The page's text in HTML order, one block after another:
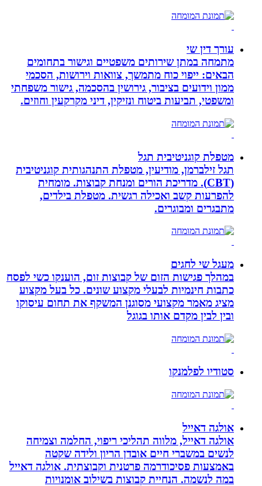
עורך דין שי
מתמחה במתן שירותים משפטיים וגישור בתחומים
הבאים: ייפוי כוח מתמשך, צוואות וירושות, הסכמי
ממון וידועים בציבור, גירושין בהסכמה, גישור משפחתי
ומשפטי, תביעות ביטוח ונזיקין, דיני מקרקעין וחוזים.
מטפלת קוגניטיבית תגל
תגל זילברמן, מודיעין, מטפלת התנהגותית קוגניטיבית
(CBT). מדריכת הורים ומנחת קבוצות. מומחית
להפרעות קשב ואכילה רגשית. מטפלת בילדים,
מתבגרים ומבוגרים.
מעגל שי לחגים
במהלך פגישות הזום של קבוצות זום, הוענקו כשי לפסח
כתבות חינמיות לבעלי מקצוע שונים. כל בעל מקצוע
מציג מאמר מקצועי מסוגנן המשקף את תחום עיסוקו
ובין לבין מקדם אותו בגוגל
סטודיו לפלמנקו
אולגה דאייל
אולגה דאייל, מלווה תהליכי ריפוי, החלמה וצמיחה
לנשים במשברי חיים אובדן הריון ולידה שקטה
באמצעות פסיכודרמה פרטנית וקבוצתית. אולגה דאייל
במה לנשמה. ‏הנחיית קבוצות בשילוב אומנויות‏